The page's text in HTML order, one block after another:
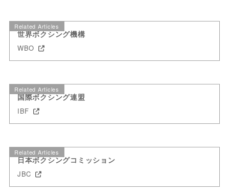
Related Articles
世界ボクシング機構
WBO
Related Articles
国際ボクシング連盟
IBF
Related Articles
日本ボクシングコミッション
JBC